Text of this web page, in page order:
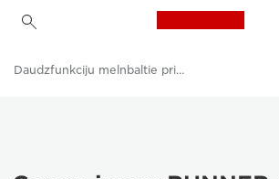
Produkti uzņēmumiem
Daudzfunkciju melnbaltie printeri